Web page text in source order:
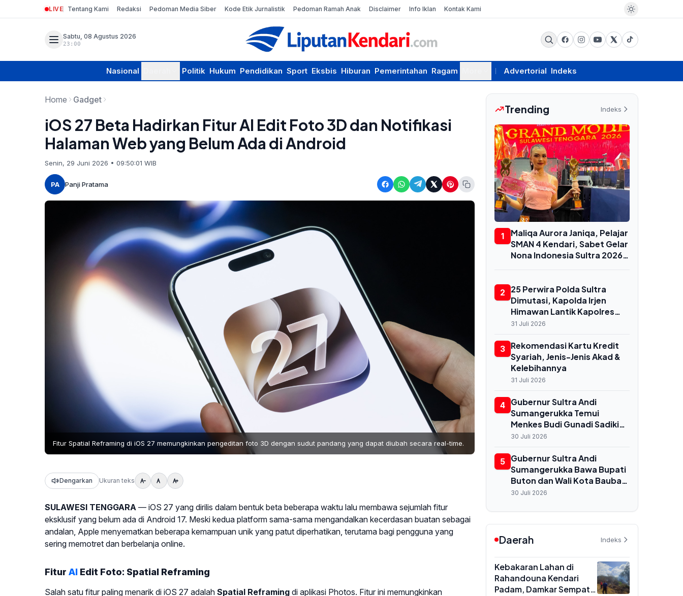
LIVE Tentang Kami Redaksi Pedoman Media Siber Kode Etik Jurnalistik Pedoman Ramah Anak Disclaimer Info Iklan Kontak Kami
Sabtu, 08 Agustus 2026
23:00
Nasional Politik Hukum Pendidikan Sport Eksbis Hiburan Pemerintahan Ragam Advertorial Indeks
Home Gadget
iOS 27 Beta Hadirkan Fitur AI Edit Foto 3D dan Notifikasi
Halaman Web yang Belum Ada di Android
Senin, 29 Juni 2026 • 09:50:01 WIB
PA Panji Pratama
Fitur Spatial Reframing di iOS 27 memungkinkan pengeditan foto 3D dengan sudut pandang yang dapat diubah secara real-time.
Dengarkan Ukuran teks
SULAWESI TENGGARA — iOS 27 yang dirilis dalam bentuk beta beberapa waktu lalu membawa sejumlah fitur
eksklusif yang belum ada di Android 17. Meski kedua platform sama-sama mengandalkan kecerdasan buatan sebagai
andalan, Apple menyematkan beberapa kemampuan unik yang patut diperhatikan, terutama bagi pengguna yang
sering memotret dan berbelanja online.
Fitur AI Edit Foto: Spatial Reframing
Salah satu fitur paling menarik di iOS 27 adalah Spatial Reframing di aplikasi Photos. Fitur ini memungkinkan
Trending Indeks
1
Maliqa Aurora Janiqa, Pelajar
SMAN 4 Kendari, Sabet Gelar
Nona Indonesia Sultra 2026
2
25 Perwira Polda Sultra
Dimutasi, Kapolda Irjen
Himawan Lantik Kapolres
Baru di Baubau hingga
31 Juli 2026
3 Rekomendasi Kartu Kredit
Syariah, Jenis-Jenis Akad &
Kelebihannya
31 Juli 2026
4 Gubernur Sultra Andi
Sumangerukka Temui
Menkes Budi Gunadi Sadikin
di Jakarta, Bahas
untuk Buton dan Baubau
30 Juli 2026
5 Gubernur Sultra Andi
Sumangerukka Bawa Bupati
Buton dan Wali Kota Baubau
Audiensi ke Menkes, Bahas
Kekurangan Dokter
30 Juli 2026
Daerah Indeks
Kebakaran Lahan di
Rahandouna Kendari
Padam, Damkar Sempat